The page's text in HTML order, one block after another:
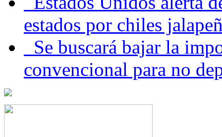
estados por chiles
Se buscará bajar la
convencional para no